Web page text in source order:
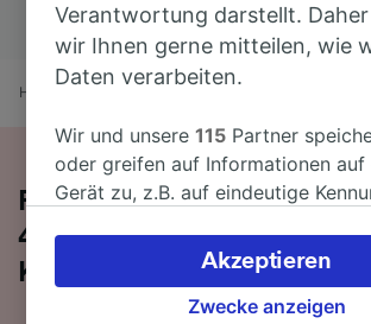
Home
Fahren Sie mit dem Zug in
42 Minuten von Chemnitz
Karlovy Vary (Karlsbad)
Verantwortung darstellt.
wir Ihnen gerne mitteilen, wie
Daten verarbeiten.
Wir und unsere115 Partner
oder greifen auf Informationen auf
Gerät zu, z.B. auf eindeutige
verarbeiten. Sie können Ihre
akzeptieren oder verwalten,
Ihres Widerspruchsrechts bei
Zwecke anzeigen
Akzeptieren